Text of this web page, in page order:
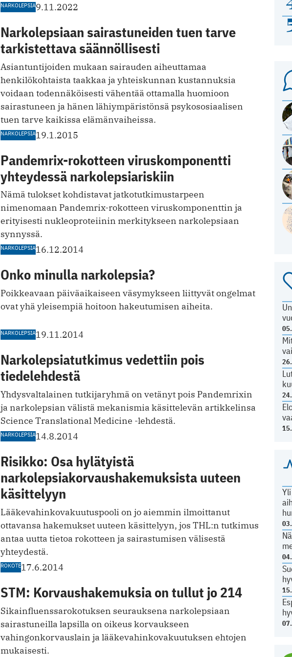
NARKOLEPSIA9.11.2022
Narkolepsiaan sairastuneiden tuen tarve
tarkistettava säännöllisesti
Asiantuntijoiden mukaan sairauden aiheuttamaa
henkilökohtaista taakkaa ja yhteiskunnan kustannuksia
voidaan todennäköisesti vähentää ottamalla huomioon
sairastuneen ja hänen lähiympäristönsä psykososiaalisen
tuen tarve kaikissa elämänvaiheissa.
NARKOLEPSIA19.1.2015
Pandemrix-rokotteen viruskomponentti
yhteydessä narkolepsiariskiin
Nämä tulokset kohdistavat jatkotutkimustarpeen
nimenomaan Pandemrix-rokotteen viruskomponenttin ja
erityisesti nukleoproteiinin merkitykseen narkolepsiaan
synnyssä.
NARKOLEPSIA16.12.2014
Onko minulla narkolepsia?
Poikkeavaan päiväaikaiseen väsymykseen liittyvät ongelmat
ovat yhä yleisempiä hoitoon hakeutumisen aiheita.
NARKOLEPSIA19.11.2014
Narkolepsiatutkimus vedettiin pois
tiedelehdestä
Yhdysvaltalainen tutkijaryhmä on vetänyt pois Pandemrixin
ja narkolepsian välistä mekanismia käsittelevän artikkelinsa
Science Translational Medicine -lehdestä.
NARKOLEPSIA14.8.2014
Risikko: Osa hylätyistä
narkolepsiakorvaushakemuksista uuteen
käsittelyyn
Lääkevahinkovakuutuspooli on jo aiemmin ilmoittanut
ottavansa hakemukset uuteen käsittelyyn, jos THL:n tutkimus
antaa uutta tietoa rokotteen ja sairastumisen välisestä
yhteydestä.
ROKOTE17.6.2014
STM: Korvaushakemuksia on tullut jo 214
Sikainfluenssarokotuksen seurauksena narkolepsiaan
sairastuneilla lapsilla on oikeus korvaukseen
vahingonkorvauslain ja lääkevahinkovakuutuksen ehtojen
mukaisesti.